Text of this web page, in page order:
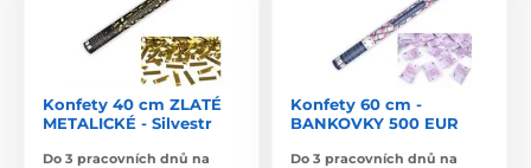
Konfety 40 cm ZLATÉ
METALICKÉ - Silvestr
Do 3 pracovních dnů na
Konfety 60 cm -
BANKOVKY 500 EUR
Do 3 pracovních dnů na